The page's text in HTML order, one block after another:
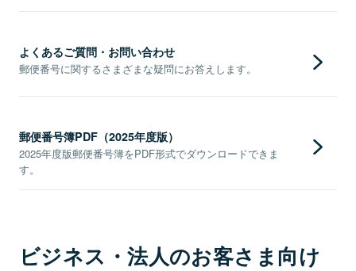
よくあるご質問・お問い合わせ
郵便番号に関するさまざまな疑問にお答えします。
郵便番号簿PDF（2025年度版）
2025年度版郵便番号簿をPDF形式でダウンロードできま
す。
ビジネス・法人のお客さま向け